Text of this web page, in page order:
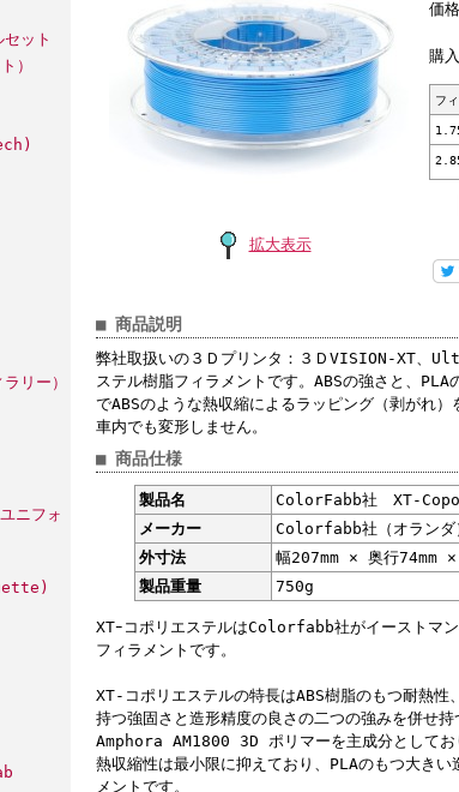
ット
）
リー）
ニフォ
拡大表示
価
購
フ
■ 商品説明
弊社取扱いの３Ｄプリンタ：３ＤVISION-XT、
ステル樹脂フィラメントです。ABSの強さと、
でABSのような熱収縮によるラッピング（剥がれ
車内でも変形しません。
■ 商品仕様
製品名
ColorFabb社 XT-
メーカー
Colorfabb社（オランダ
外寸法
幅207mm × 奥行74mm
製品重量
750g
XTｰコポリエステルはColorfabb社がイーストマ
フィラメントです。
XT-コポリエステルの特長はABS樹脂のもつ耐熱
持つ強固さと造形精度の良さの二つの強みを併せ
Amphora AM1800 3D ポリマーを主成分としてお
熱収縮性は最小限に抑えており、PLAのもつ大き
メントです。